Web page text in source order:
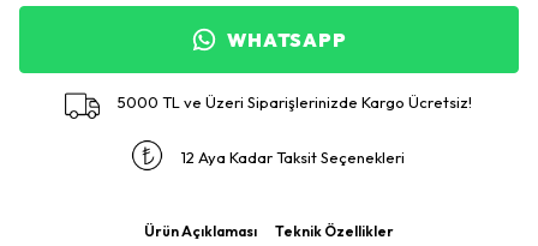
WHATSAPP
5000 TL ve Üzeri Siparişlerinizde Kargo Ücretsiz!
12 Aya Kadar Taksit Seçenekleri
Ürün Açıklaması Teknik Özellikler